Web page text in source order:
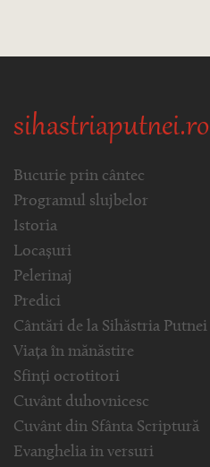
sihastriaputnei.ro
Bucurie prin cântec
Programul slujbelor
Istoria
Locașuri
Pelerinaj
Predici
Cântări de la Sihăstria Putnei
Viața în mănăstire
Sfinți ocrotitori
Cuvânt duhovnicesc
Cuvânt din Sfânta Scriptură
Evanghelia in versuri